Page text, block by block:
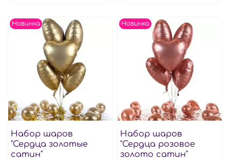
Новинка
Набор шаров
"Сердца золотые
сатин"
Новинка
Набор шаров
"Сердца розовое
золото сатин"